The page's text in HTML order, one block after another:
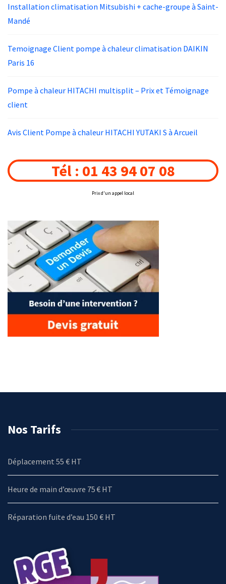
Installation climatisation Mitsubishi + cache-groupe à Saint-
Mandé
Temoignage Client pompe à chaleur climatisation DAIKIN
Paris 16
Pompe à chaleur HITACHI multisplit – Prix et Témoignage
client
Avis Client Pompe à chaleur HITACHI YUTAKI S à Arcueil
Tél : 01 43 94 07 08
Prix d'un appel local
Nos Tarifs
Déplacement 55 € HT
Heure de main d’œuvre 75 € HT
Réparation fuite d’eau 150 € HT